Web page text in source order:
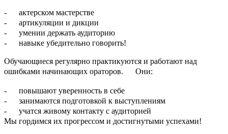
-
актерском мастерстве
-
артикуляции и дикции
-
умении держать аудиторию
-
навыке убедительно говорить!
Обучающиеся регулярно практикуются и работают над
ошибками начинающих ораторов.
Они:
-
повышают уверенность в себе
-
занимаются подготовкой к выступлениям
-
учатся живому контакту с аудиторией
Мы гордимся их прогрессом и достигнутыми успехами!